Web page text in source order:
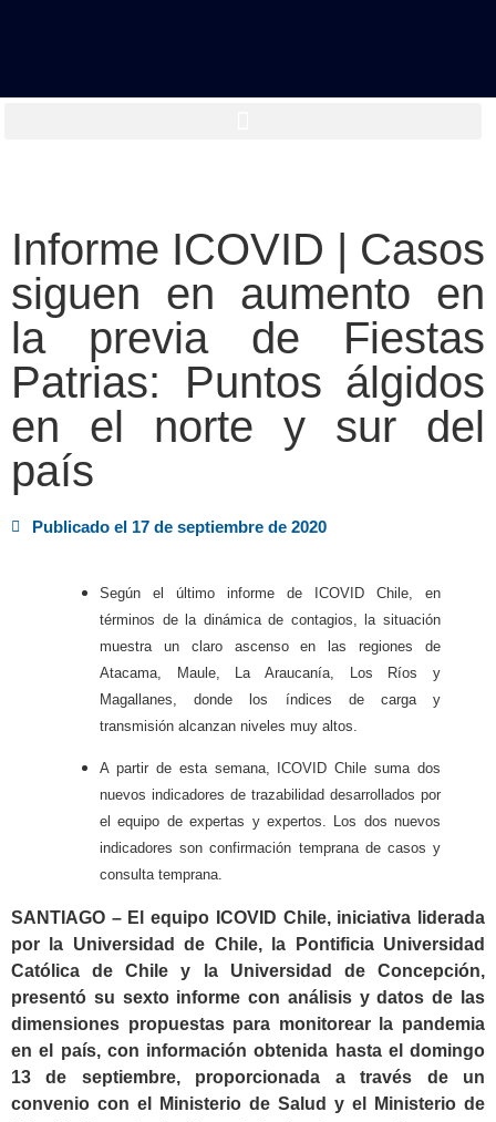
Informe ICOVID | Casos
siguen en aumento en
la previa de Fiestas
Patrias: Puntos álgidos
en el norte y sur del
país
Publicado el 17 de septiembre de 2020
Según el último informe de ICOVID Chile, en
términos de la dinámica de contagios, la situación
muestra un claro ascenso en las regiones de
Atacama, Maule, La Araucanía, Los Ríos y
Magallanes, donde los índices de carga y
transmisión alcanzan niveles muy altos.
A partir de esta semana, ICOVID Chile suma dos
nuevos indicadores de trazabilidad desarrollados por
el equipo de expertas y expertos. Los dos nuevos
indicadores son confirmación temprana de casos y
consulta temprana.
SANTIAGO – El equipo ICOVID Chile, iniciativa liderada
por la Universidad de Chile, la Pontificia Universidad
Católica de Chile y la Universidad de Concepción,
presentó su sexto informe con análisis y datos de las
dimensiones propuestas para monitorear la pandemia
en el país, con información obtenida hasta el domingo
13 de septiembre, proporcionada a través de un
convenio con el Ministerio de Salud y el Ministerio de